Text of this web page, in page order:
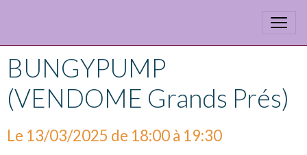
BUNGYPUMP
(VENDOME Grands Prés)
Le 13/03/2025 de 18:00à 19:30